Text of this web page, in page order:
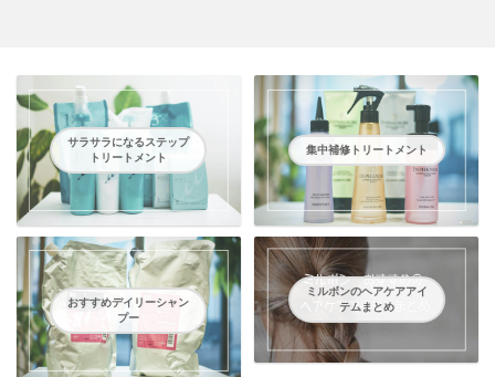
サラサラになるステップ
トリートメント
集中補修トリートメント
おすすめデイリーシャン
プー
ミルボンのヘアケアアイ
テムまとめ